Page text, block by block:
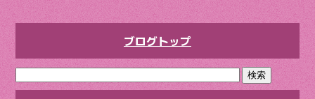
ブログトップ